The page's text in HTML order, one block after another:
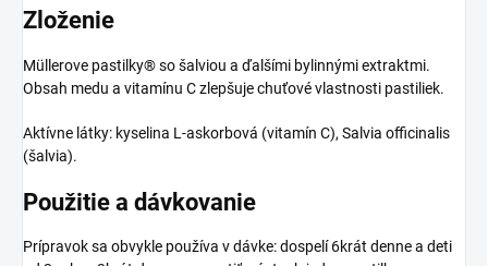
Zloženie
Müllerove pastilky® so šalviou a ďalšími bylinnými extraktmi.
Obsah medu a vitamínu C zlepšuje chuťové vlastnosti pastiliek.
Aktívne látky: kyselina L-askorbová (vitamín C), Salvia officinalis
(šalvia).
Použitie a dávkovanie
Prípravok sa obvykle používa v dávke: dospelí 6krát denne a deti